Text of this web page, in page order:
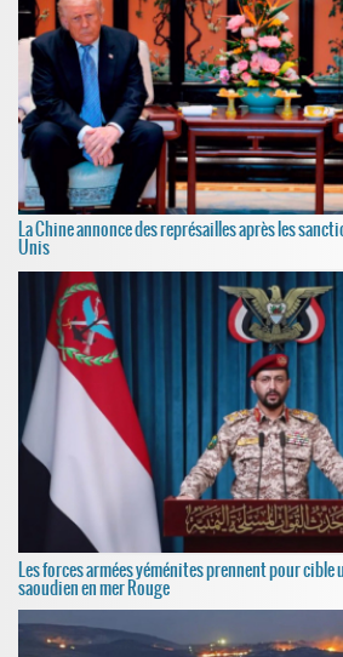
La Chine annonce des représailles après les
Unis
Les forces armées yéménites prennent pour
saoudien en mer Rouge